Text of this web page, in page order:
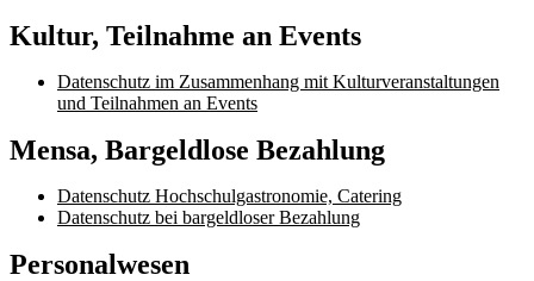
Kultur, Teilnahme an Events
Datenschutz im Zusammenhang mit Kulturveranstaltungen
und Teilnahmen an Events
Mensa, Bargeldlose Bezahlung
Datenschutz Hochschulgastronomie, Catering
Datenschutz bei bargeldloser Bezahlung
Personalwesen